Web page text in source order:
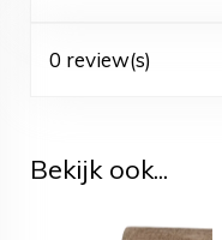
0 review(s)
Bekijk ook...